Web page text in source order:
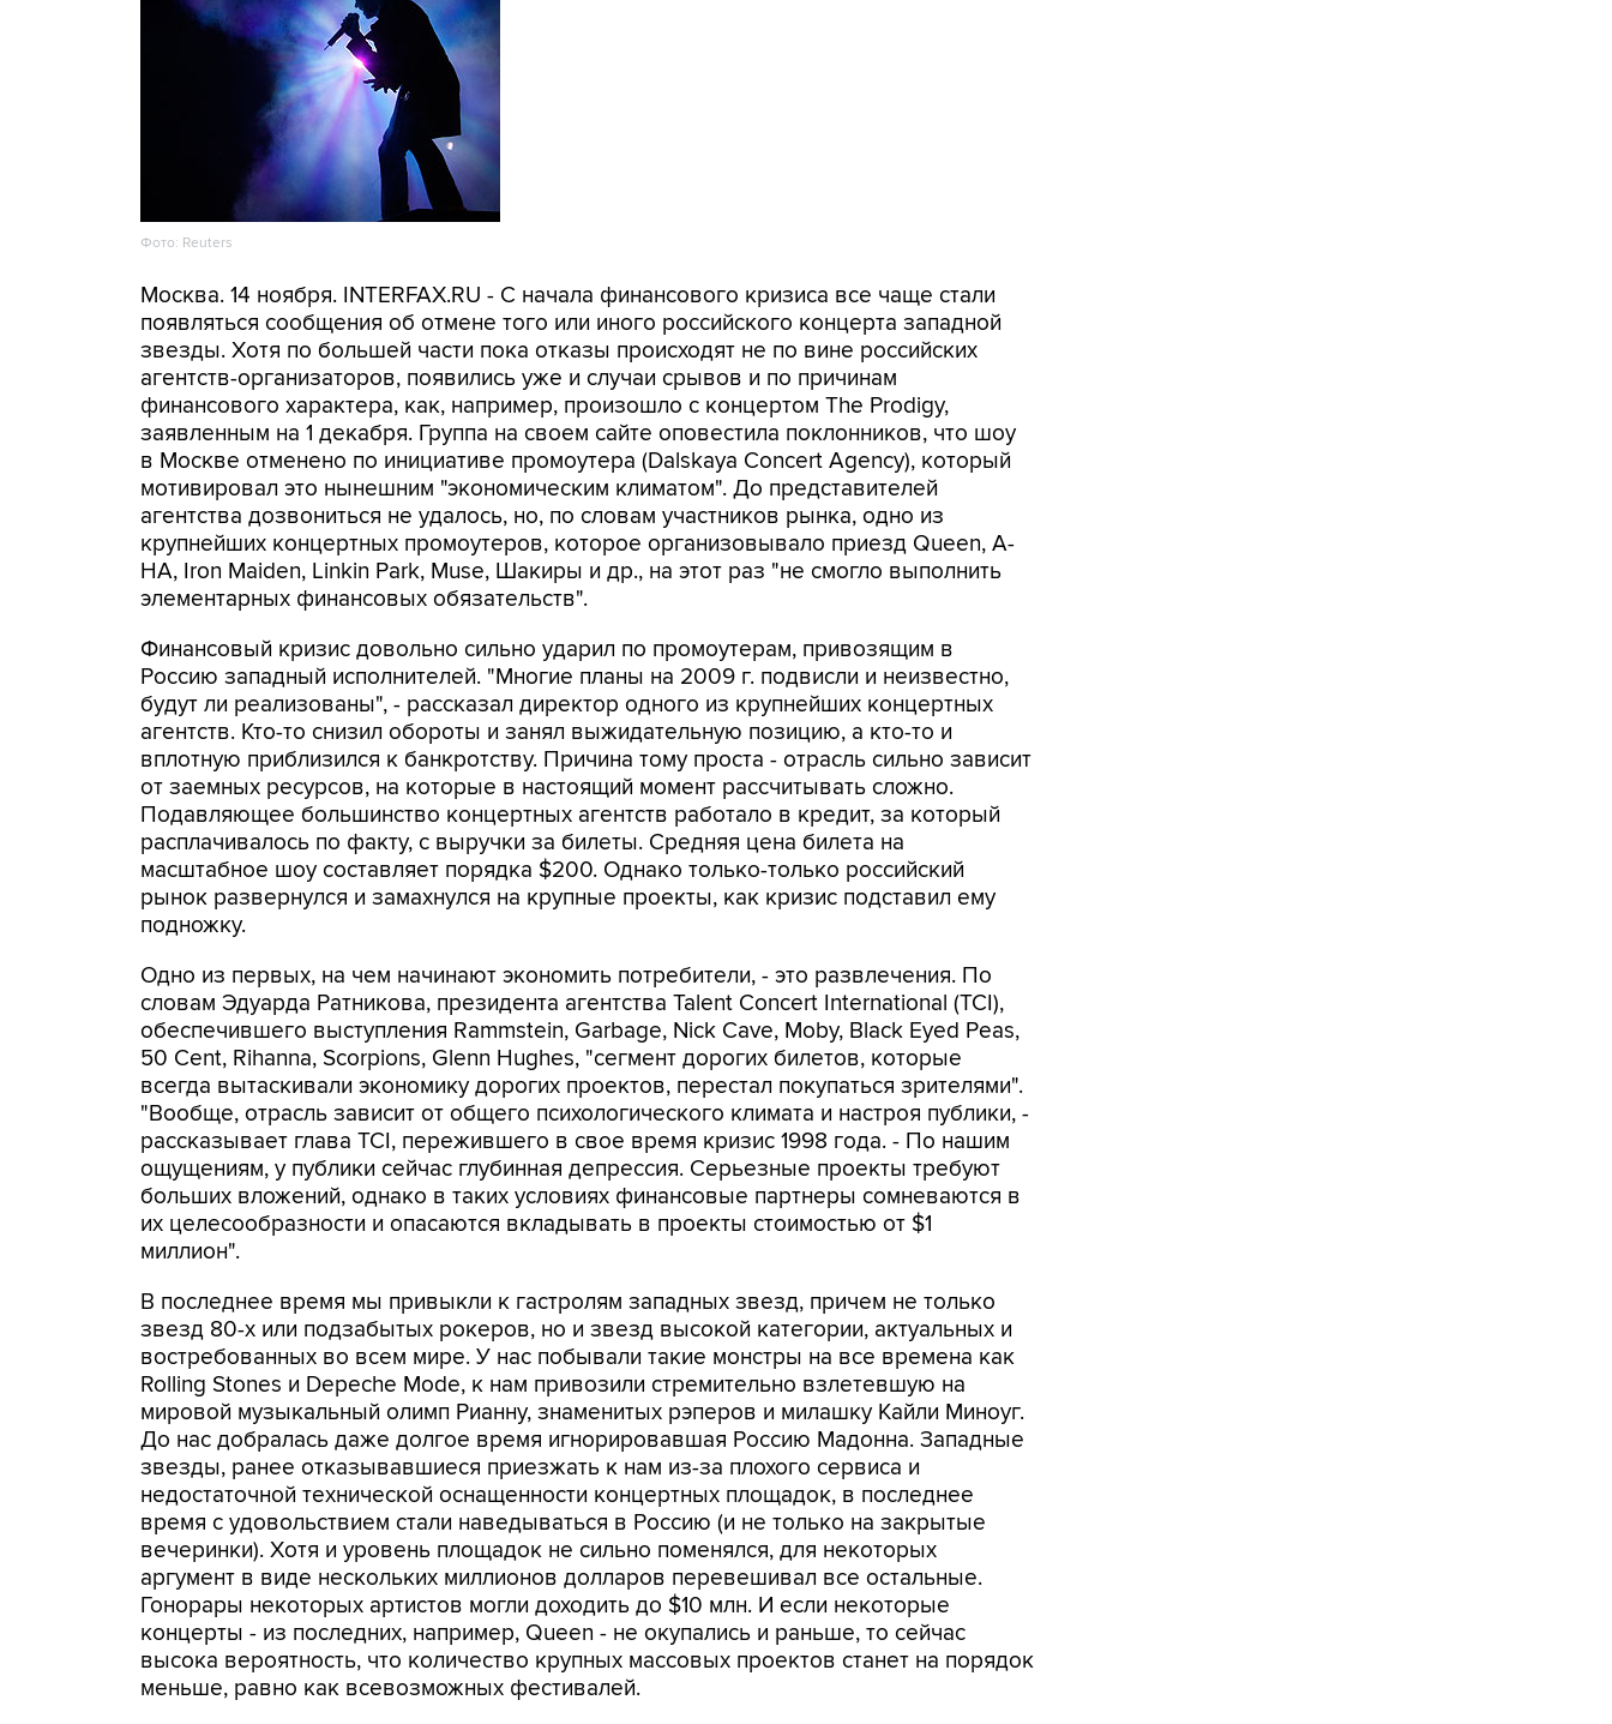
Фото: Reuters
Москва. 14 ноября. INTERFAX.RU - С начала финансового кризиса все чаще стали
появляться сообщения об отмене того или иного российского концерта западной
звезды. Хотя по большей части пока отказы происходят не по вине российских
агентств-организаторов, появились уже и случаи срывов и по причинам
финансового характера, как, например, произошло с концертом The Prodigy,
заявленным на 1 декабря. Группа на своем сайте оповестила поклонников, что шоу
в Москве отменено по инициативе промоутера (Dalskaya Concert Agency), который
мотивировал это нынешним "экономическим климатом". До представителей
агентства дозвониться не удалось, но, по словам участников рынка, одно из
крупнейших концертных промоутеров, которое организовывало приезд Queen, A-
HA, Iron Maiden, Linkin Park, Muse, Шакиры и др., на этот раз "не смогло выполнить
элементарных финансовых обязательств".
Финансовый кризис довольно сильно ударил по промоутерам, привозящим в
Россию западный исполнителей. "Многие планы на 2009 г. подвисли и неизвестно,
будут ли реализованы", - рассказал директор одного из крупнейших концертных
агентств. Кто-то снизил обороты и занял выжидательную позицию, а кто-то и
вплотную приблизился к банкротству. Причина тому проста - отрасль сильно зависит
от заемных ресурсов, на которые в настоящий момент рассчитывать сложно.
Подавляющее большинство концертных агентств работало в кредит, за который
расплачивалось по факту, с выручки за билеты. Средняя цена билета на
масштабное шоу составляет порядка $200. Однако только-только российский
рынок развернулся и замахнулся на крупные проекты, как кризис подставил ему
подножку.
Одно из первых, на чем начинают экономить потребители, - это развлечения. По
словам Эдуарда Ратникова, президента агентства Talent Concert International (TCI),
обеспечившего выступления Rammstein, Garbage, Nick Cave, Moby, Black Eyed Peas,
50 Cent, Rihanna, Scorpions, Glenn Hughes, "сегмент дорогих билетов, которые
всегда вытаскивали экономику дорогих проектов, перестал покупаться зрителями".
"Вообще, отрасль зависит от общего психологического климата и настроя публики, -
рассказывает глава TCI, пережившего в свое время кризис 1998 года. - По нашим
ощущениям, у публики сейчас глубинная депрессия. Серьезные проекты требуют
больших вложений, однако в таких условиях финансовые партнеры сомневаются в
их целесообразности и опасаются вкладывать в проекты стоимостью от $1
миллион".
В последнее время мы привыкли к гастролям западных звезд, причем не только
звезд 80-х или подзабытых рокеров, но и звезд высокой категории, актуальных и
востребованных во всем мире. У нас побывали такие монстры на все времена как
Rolling Stones и Depeche Mode, к нам привозили стремительно взлетевшую на
мировой музыкальный олимп Рианну, знаменитых рэперов и милашку Кайли Миноуг.
До нас добралась даже долгое время игнорировавшая Россию Мадонна. Западные
звезды, ранее отказывавшиеся приезжать к нам из-за плохого сервиса и
недостаточной технической оснащенности концертных площадок, в последнее
время с удовольствием стали наведываться в Россию (и не только на закрытые
вечеринки). Хотя и уровень площадок не сильно поменялся, для некоторых
аргумент в виде нескольких миллионов долларов перевешивал все остальные.
Гонорары некоторых артистов могли доходить до $10 млн. И если некоторые
концерты - из последних, например, Queen - не окупались и раньше, то сейчас
высока вероятность, что количество крупных массовых проектов станет на порядок
меньше, равно как всевозможных фестивалей.